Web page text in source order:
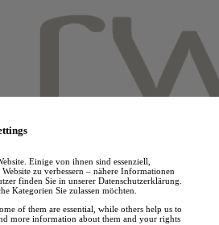
Einige von ihnen sind essenziell,
zu verbessern – nähere Informationen
finden Sie in unserer Datenschutzerklärung.
Kategorien Sie zulassen möchten.
of them are essential, while others help us to
more information about them and your rights